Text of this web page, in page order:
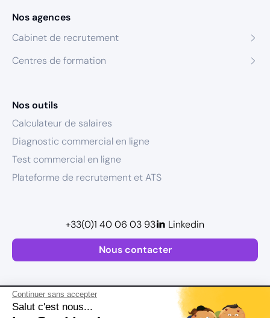
Continuer sans accepter
Salut c'est nous...
Nos agences
Cabinet de recrutement
Centres de formation
Nos outils
Calculateur de salaires
Diagnostic commercial en ligne
Test commercial en ligne
Plateforme de recrutement et ATS
Nous contacter
+33(0)1 40 06 03 93 Linkedin